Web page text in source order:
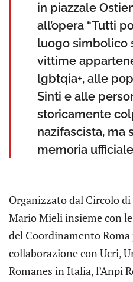
in piazzale
all’opera “Tutti
luogo simbolico
vittime
lgbtqia+, alle
Sinti e alle
storicamente
nazifascista, ma
memoria
Organizzato dal Circolo
Mario Mieli insieme con
del Coordinamento
collaborazione con Ucri,
Romanes in Italia, l’Anpi